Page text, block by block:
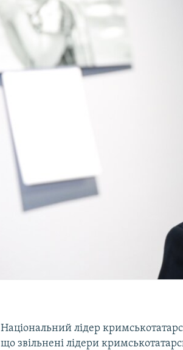
Національний лідер
що звільнені лідери